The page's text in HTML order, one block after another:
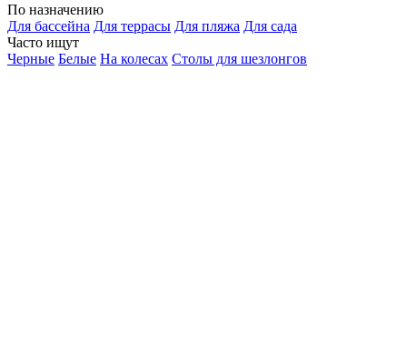
По назначению
Для бассейна Для террасы Для пляжа Для сада
Часто ищут
Черные Белые На колесах Столы для шезлонгов